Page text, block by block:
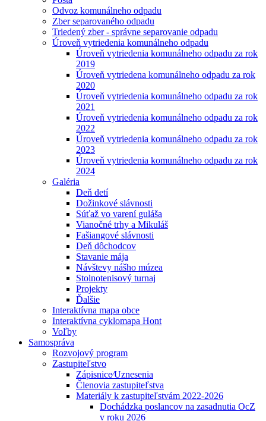
Odvoz komunálneho odpadu
Zber separovaného odpadu
Triedený zber - správne separovanie odpadu
Úroveň vytriedenia komunálneho odpadu
Úroveň vytriedenia komunálneho odpadu za rok
2019
Úroveň vytriedena komunálneho odpadu za rok
2020
Úroveň vytriedenia komunálneho odpadu za rok
2021
Úroveň vytriedenia komunálneho odpadu za rok
2022
Úroveň vytriedenia komunálneho odpadu za rok
2023
Úroveň vytriedenia komunálneho odpadu za rok
2024
Galéria
Deň detí
Dožinkové slávnosti
Súťaž vo varení guláša
Vianočné trhy a Mikuláš
Fašiangové slávnosti
Deň dôchodcov
Stavanie mája
Návštevy nášho múzea
Stolnotenisový turnaj
Projekty
Ďalšie
Interaktívna mapa obce
Interaktívna cyklomapa Hont
Voľby
Samospráva
Rozvojový program
Zastupiteľstvo
Zápisnice⁄Uznesenia
Členovia zastupiteľstva
Materiály k zastupiteľstvám 2022-2026
Dochádzka poslancov na zasadnutia OcZ
v roku 2026